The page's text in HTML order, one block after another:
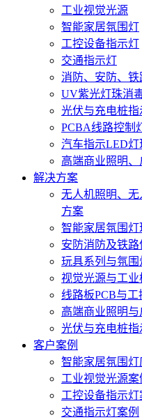
工业视觉光源
智能家居氛围灯
工控设备指示灯
交通指示灯
消防、安防、铁
UV紫光灯珠消
光伏与充电桩指
PCBA线路控制
汽车指示LED灯
高端商业照明
解决方案
无人机照明、
方案
智能家居氛围
安防消防及铁
玩具系列与氛
视觉光源与工
线路板PCB与
高端商业照明
光伏与充电桩
客户案例
智能家居氛围灯
工业视觉光源案
工控设备指示灯
交通指示灯案例